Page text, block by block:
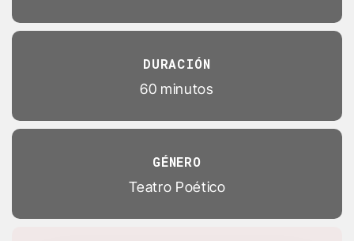
DURACIÓN
60 minutos
GÉNERO
Teatro Poético